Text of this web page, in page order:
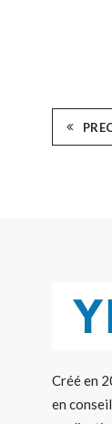
Créé en
en